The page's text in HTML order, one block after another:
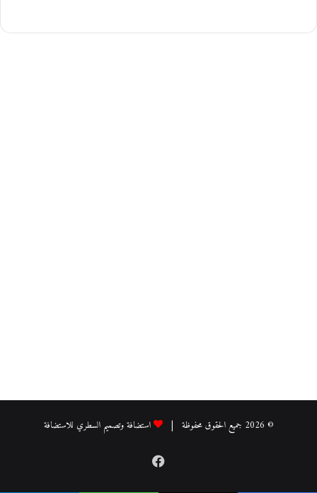
© 2026 جميع الحقوق محفوظة | استضافة وتصميم السطري للاستضافة